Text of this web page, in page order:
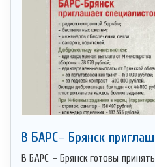
В БАРС– Брянcк
В БАРС – Брянск готовы